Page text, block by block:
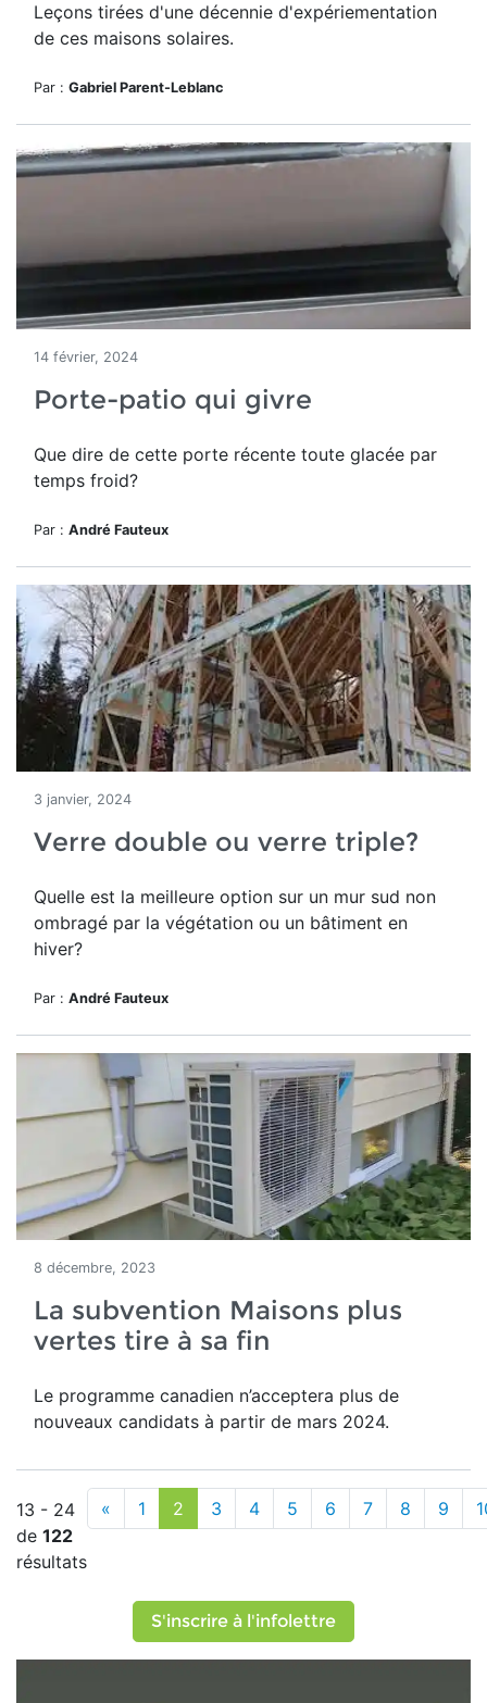
Leçons tirées d'une décennie d'expériementation
de ces maisons solaires.
Par : Gabriel Parent-Leblanc
14 février, 2024
Porte-patio qui givre
Que dire de cette porte récente toute glacée par
temps froid?
Par : André Fauteux
3 janvier, 2024
Verre double ou verre triple?
Quelle est la meilleure option sur un mur sud non
ombragé par la végétation ou un bâtiment en
hiver?
Par : André Fauteux
8 décembre, 2023
La subvention Maisons plus
vertes tire à sa fin
Le programme canadien n’acceptera plus de
nouveaux candidats à partir de mars 2024.
13 - 24
de 122
résultats
« 1 2 3 4 5 6 7 8 9
S'inscrire à l'infolettre